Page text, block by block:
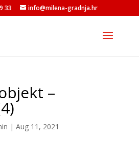
33 info@milena-gradnja.hr
–
| Aug 11, 2021